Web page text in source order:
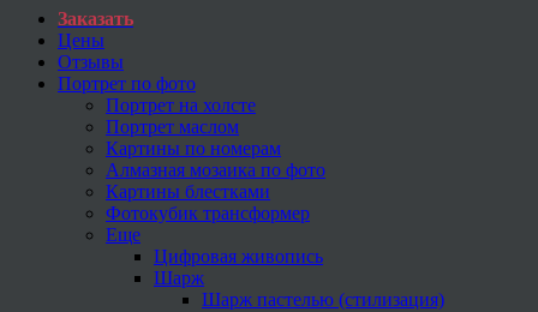
Заказать
Цены
Отзывы
Портрет по фото
Портрет на холсте
Портрет маслом
Картины по номерам
Алмазная мозаика по фото
Картины блестками
Фотокубик трансформер
Еще
Цифровая живопись
Шарж
Шарж пастелью (стилизация)